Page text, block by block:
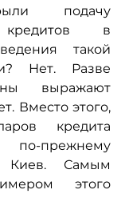
подачу
кредитов в
такой
Нет. Разве
выражают
Вместо этого,
кредита
прежнему
Киев. Самым
этого